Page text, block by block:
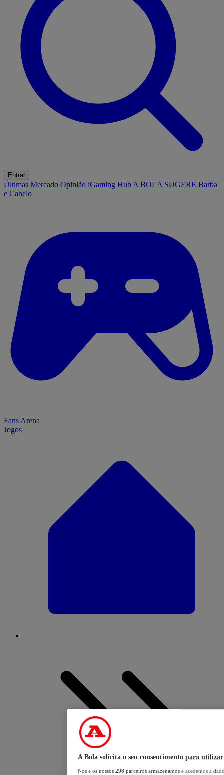
Entrar
Últimas Mercado Opinião iGaming Hub A BOLA SUGERE Barba
e Cabelo
Fans Arena
Jogos
A Bola solicita o seu consentimento para utilizar
Nós e os nossos 298 parceiros armazenamos e acedemos a